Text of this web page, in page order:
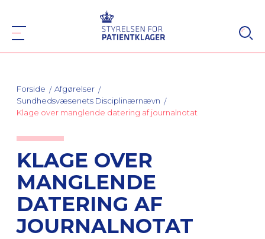
Forside
Afgørelser
Sundhedsvæsenets Disciplinærnævn
Klage over manglende datering af journalnotat
KLAGE OVER
MANGLENDE
DATERING AF
JOURNALNOTAT